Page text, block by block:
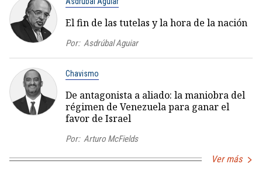
El fin de las tutelas y la hora de la nación
Por: Asdrúbal Aguiar
Chavismo
De antagonista a aliado: la maniobra del
régimen de Venezuela para ganar el
favor de Israel
Por: Arturo McFields
Ver más